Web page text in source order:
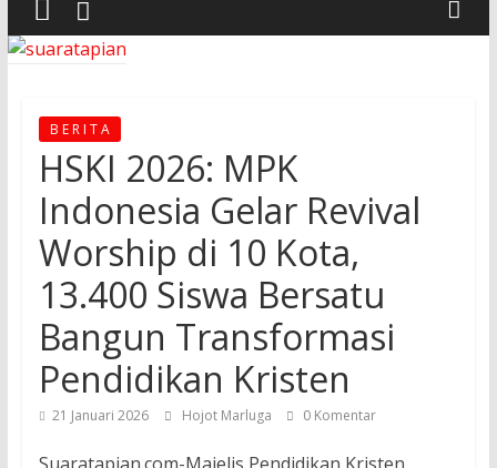
B E R I T A
HSKI 2026: MPK
Indonesia Gelar Revival
Worship di 10 Kota,
13.400 Siswa Bersatu
Bangun Transformasi
Pendidikan Kristen
21 Januari 2026 Hojot Marluga 0 Komentar